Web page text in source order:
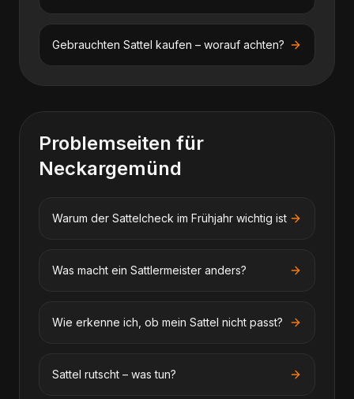
Gebrauchten Sattel kaufen – worauf achten?
Problemseiten für
Neckargemünd
Warum der Sattelcheck im Frühjahr wichtig ist
Was macht ein Sattlermeister anders?
Wie erkenne ich, ob mein Sattel nicht passt?
Sattel rutscht – was tun?